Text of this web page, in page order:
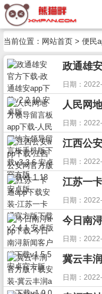
当前位置： 网站首页 > 便民
日期：
日期：
日期：
日期：
日期：
日期：